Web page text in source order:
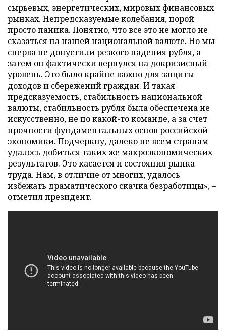
сырьевых, энергетических, мировых финансовых
рынках. Непредсказуемые колебания, порой
просто паника. Понятно, что все это не могло не
сказаться на нашей национальной валюте. Но мы
сперва не допустили резкого падения рубля, а
затем он фактически вернулся на докризисный
уровень. Это было крайне важно для защиты
доходов и сбережений граждан. И такая
предсказуемость, стабильность национальной
валюты, стабильность рубля была обеспечена не
искусственно, не по какой-то команде, а за счет
прочности фундаментальных основ российской
экономики. Подчеркну, далеко не всем странам
удалось добиться таких же макроэкономических
результатов. Это касается и состояния рынка
труда. Нам, в отличие от многих, удалось
избежать драматического скачка безработицы», –
отметил президент.